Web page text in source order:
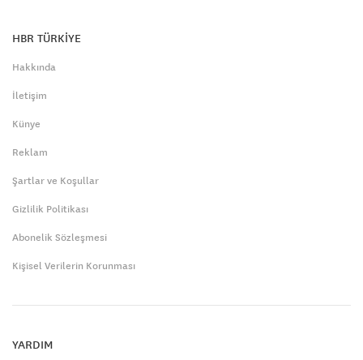
HBR TÜRKİYE
Hakkında
İletişim
Künye
Reklam
Şartlar ve Koşullar
Gizlilik Politikası
Abonelik Sözleşmesi
Kişisel Verilerin Korunması
YARDIM